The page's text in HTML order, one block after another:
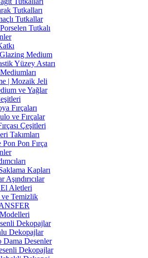
Tutkalları
Tutkallar
Tutkalı
Medium
Yüzey Astarı
| Mozaik Jeli
ve Yağlar
Fırçaları
ve Fırçalar
Çeşitleri
Takımları
Pon Fırça
Kapları
Aşındırıcılar
El Aletleri
Temizlik
Dekopajlar
Dekopajlar
Desenler
Dekopajlar